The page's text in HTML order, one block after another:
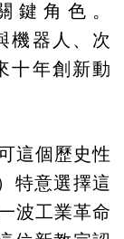
鍵角色。
機器人、次
十年創新動
這個歷史性
特意選擇這
波工業革命